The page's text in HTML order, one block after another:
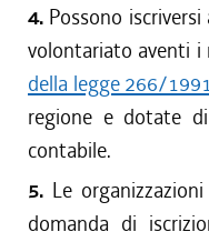
4. Possono
volontariato aventi i
della legge 266/
regione e dotate
contabile.
5. Le
domanda di